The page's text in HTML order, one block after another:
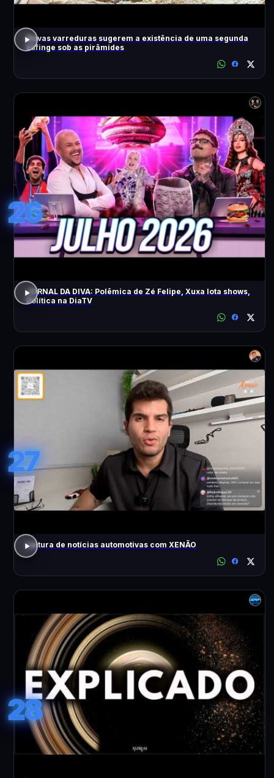
Novas varreduras sugerem a existência de uma segunda
Esfinge sob as pirâmides
26
JORNAL DA DIVA: Polêmica de Zé Felipe, Xuxa lota shows,
Política na DiaTV
27
Leitura de notícias automotivas com XENÃO
28